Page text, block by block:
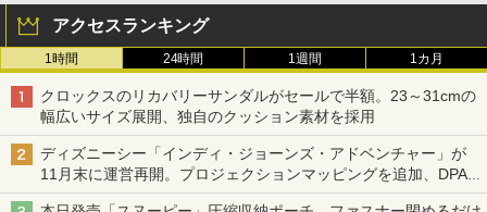
アクセスランキング
1時間 24時間 1週間 1カ月
クロックスのリカバリーサンダルがセールで半額。23～31cmの
幅広いサイズ展開、独自のクッション素材を採用
ディズニーシー「インディ・ジョーンズ・アドベンチャー」が
11月末に運営再開。プロジェクションマッピングを追加、DPA
は1500円